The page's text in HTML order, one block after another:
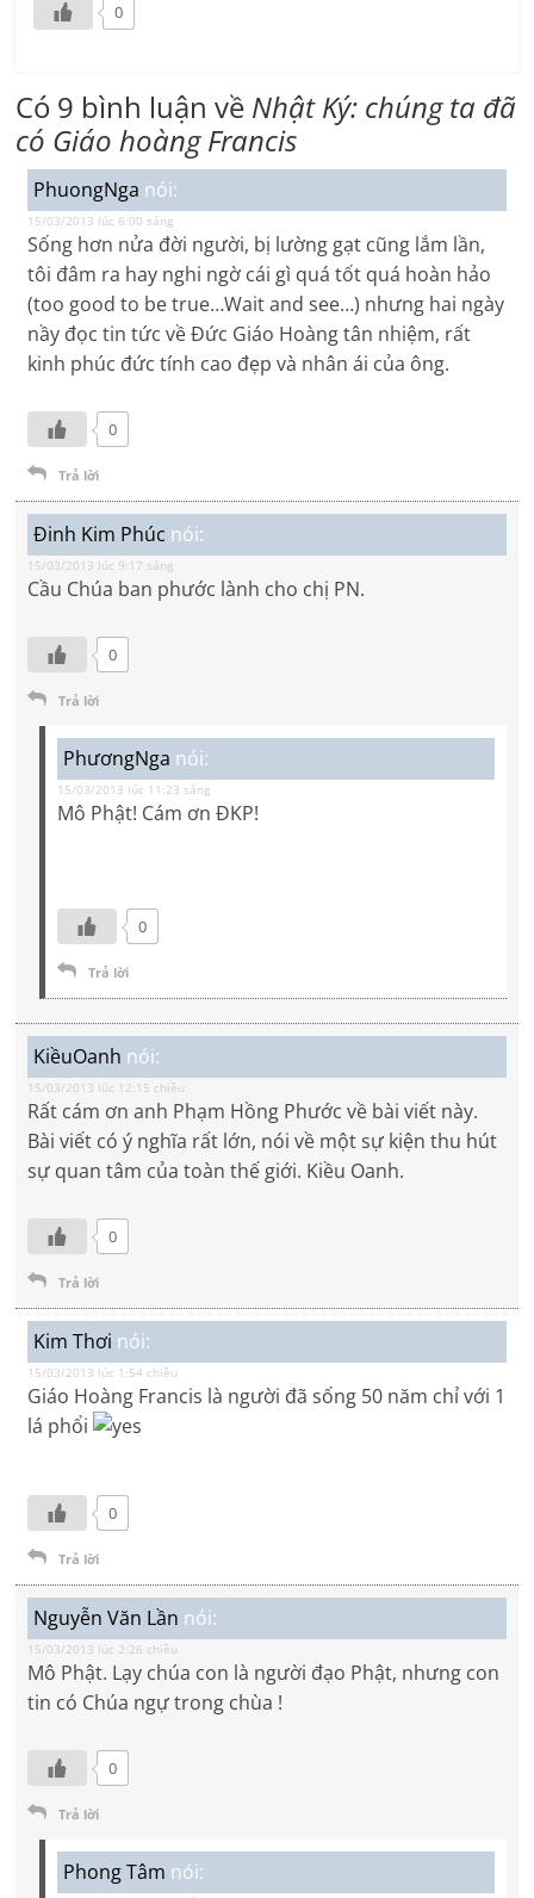
0
Có 9 bình luận về Nhật Ký: chúng ta đã
có Giáo hoàng Francis
PhuongNga nói:
15/03/2013 lúc 6:00 sáng
Sống hơn nửa đời người, bị lường gạt cũng lắm lần,
tôi đâm ra hay nghi ngờ cái gì quá tốt quá hoàn hảo
(too good to be true…Wait and see…) nhưng hai ngày
nầy đọc tin tức về Đức Giáo Hoàng tân nhiệm, rất
kinh phúc đức tính cao đẹp và nhân ái của ông.
0
Trả lời
Đinh Kim Phúc nói:
15/03/2013 lúc 9:17 sáng
Cầu Chúa ban phước lành cho chị PN.
0
Trả lời
PhươngNga nói:
15/03/2013 lúc 11:23 sáng
Mô Phật! Cám ơn ĐKP!
0
Trả lời
KiềuOanh nói:
15/03/2013 lúc 12:15 chiều
Rất cám ơn anh Phạm Hồng Phước về bài viết này.
Bài viết có ý nghĩa rất lớn, nói về một sự kiện thu hút
sự quan tâm của toàn thế giới. Kiều Oanh.
0
Trả lời
Kim Thơi nói:
15/03/2013 lúc 1:54 chiều
Giáo Hoàng Francis là người đã sống 50 năm chỉ với 1
lá phổi
0
Trả lời
Nguyễn Văn Lần nói:
15/03/2013 lúc 2:26 chiều
Mô Phật. Lạy chúa con là người đạo Phật, nhưng con
tin có Chúa ngự trong chùa !
0
Trả lời
Phong Tâm nói: